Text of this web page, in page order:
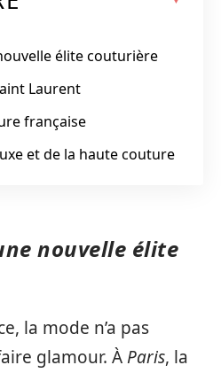
élite couturière
Laurent
française
et de la haute couture
nouvelle élite
la mode n’a pas
glamour. ÀParis, la